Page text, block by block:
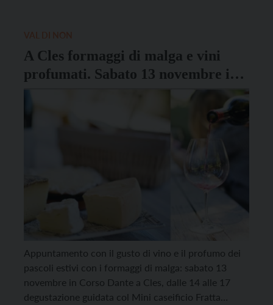
A Cles formaggi di malga e vini
profumati. Sabato 13 novembre in
corso Dante
Appuntamento con il gusto di vino e il profumo dei
pascoli estivi con i formaggi di malga: sabato 13
novembre in Corso Dante a Cles, dalle 14 alle 17
degustazione guidata col Mini caseificio Fratta